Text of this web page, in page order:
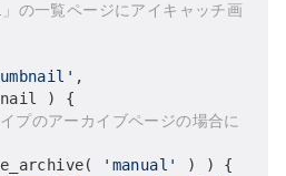
の一覧ページにアイキャッチ画
,
)
{
プのアーカイブページの場合に
'manual'
) ) {